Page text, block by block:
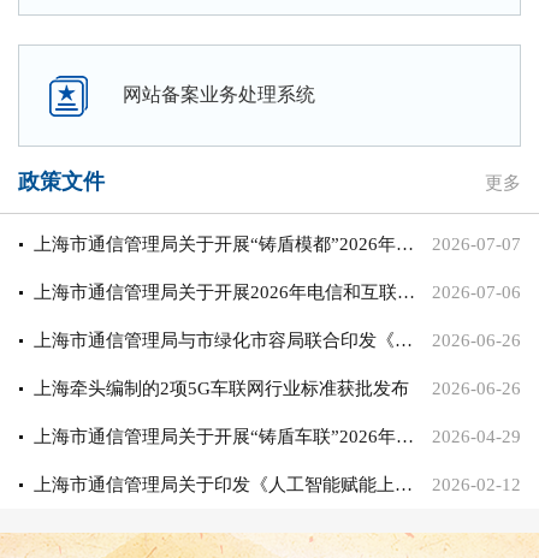
网站备案业务处理系统
政策文件 更多
2026-07-07
上海市通信管理局关于开展“铸盾模都”2026年人工智能安全赋能专项行动的通知
2026-07-06
上海市通信管理局关于开展2026年电信和互联网行业网络和数据安全检查的通知
2026-06-26
上海市通信管理局与市绿化市容局联合印发《上海市“宽带林草”建设与融合应用行动计划（2026-2027年）》
2026-06-26
上海牵头编制的2项5G车联网行业标准获批发布
2026-04-29
上海市通信管理局关于开展“铸盾车联”2026年车联网网络和数据安全专项行动的通知
2026-02-12
上海市通信管理局关于印发《人工智能赋能上海信息通信网络"智网上海"行动计划(2026-2028年)》的通知